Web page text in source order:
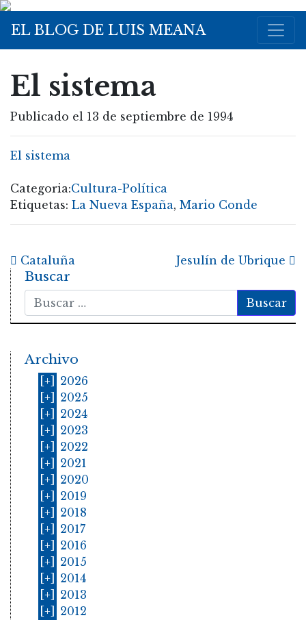
EL BLOG DE LUIS MEANA
El sistema
Publicado el 13 de septiembre de 1994
El sistema
Categoria:Cultura-Política
Etiquetas: La Nueva España, Mario Conde
Post navigation
Cataluña Jesulín de Ubrique
Buscar
Buscar
Archivo
[+]
2026
[+]
2025
[+]
2024
[+]
2023
[+]
2022
[+]
2021
[+]
2020
[+]
2019
[+]
2018
[+]
2017
[+]
2016
[+]
2015
[+]
2014
[+]
2013
[+]
2012